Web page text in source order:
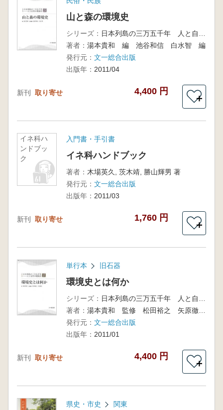
山と森の環境史
シリーズ：
著者： 湯本貴和 編 池谷和信 白水智 編
発行元： 文一総合出版
出版年： 2011/04
新刊 取り寄せ 4,400 円
＋
イネ科ハ
ンドブッ
ク
入門書・手引書
イネ科ハンドブック
著者： 木場英久, 茨木靖, 勝山輝男 著
発行元： 文一総合出版
出版年： 2011/03
新刊 取り寄せ 1,760 円
＋
単行本 旧石器
環境史とは何か
シリーズ：
著者：
湯本貴和 監修 松田裕之 矢原徹一 編
発行元： 文一総合出版
出版年： 2011/01
新刊 取り寄せ 4,400 円
＋
県史・市史 関東